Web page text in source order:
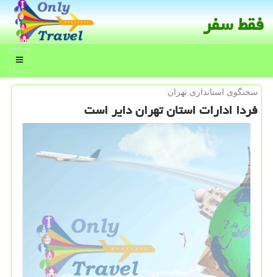
فقط سفر
منو
سخنگوی استانداری تهران:
فردا ادارات استان تهران دایر است